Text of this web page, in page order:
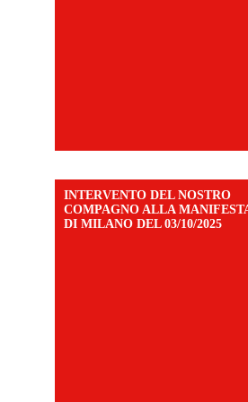
INTERVENTO DEL NOSTRO
COMPAGNO ALLA
DI MILANO DEL 03/10/2025